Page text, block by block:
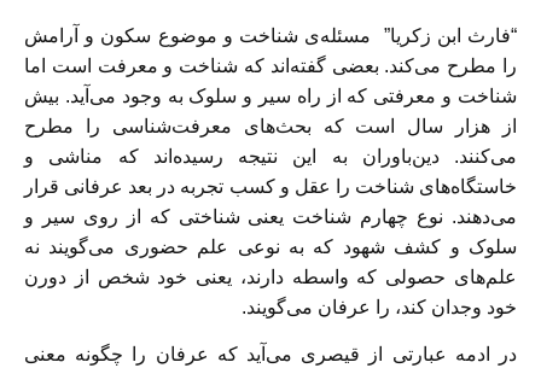
“فارث‌ ابن‌ زکریا” مسئله‌ی شناخت و موضوع سکون و آرامش
را مطرح می‌کند. بعضی گفته‌اند که شناخت و معرفت است اما
شناخت و معرفتی که از راه سیر و سلوک به وجود می‌آید. بیش
از هزار سال است که بحث‌های معرفت‌شناسی را مطرح
می‌کنند. دین‌باوران به این نتیجه رسیده‌اند که مناشی و
خاستگا‌ه‌های شناخت را عقل و کسب تجربه در بعد عرفانی قرار
می‌دهند. نوع چهارم شناخت یعنی شناختی که از روی سیر و
سلوک و کشف شهود که به نوعی علم حضوری می‌گویند نه
علم‌های حصولی که واسطه دارند، یعنی خود شخص از دورن
خود وجدان کند، را عرفان می‌گویند.
در ادمه عبارتی از قیصری می‌آید که عرفان را چگونه معنی